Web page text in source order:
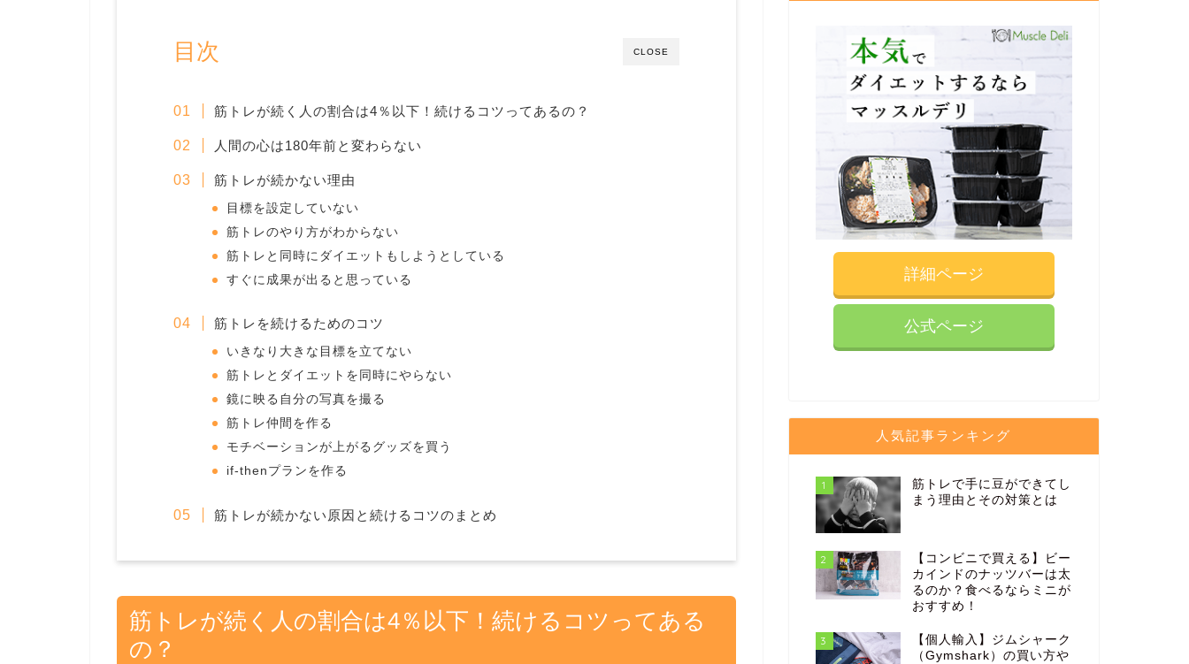
CLOSE
目次
筋トレが続く人の割合は4％以下！続けるコツってあるの？
人間の心は180年前と変わらない
筋トレが続かない理由
目標を設定していない
筋トレのやり方がわからない
筋トレと同時にダイエットもしようとしている
すぐに成果が出ると思っている
筋トレを続けるためのコツ
いきなり大きな目標を立てない
筋トレとダイエットを同時にやらない
鏡に映る自分の写真を撮る
筋トレ仲間を作る
モチベーションが上がるグッズを買う
if-thenプランを作る
筋トレが続かない原因と続けるコツのまとめ
筋トレが続く人の割合は4％以下！続けるコツってある
の？
詳細ページ
公式ページ
人気記事ランキング
1
筋トレで手に豆ができてし
まう理由とその対策とは
2
【コンビニで買える】ビー
カインドのナッツバーは太
るのか？食べるならミニが
おすすめ！
3
【個人輸入】ジムシャーク
（Gymshark）の買い方や